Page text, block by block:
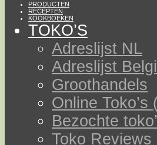
PRODUCTEN
RECEPTEN
KOOKBOEKEN
TOKO’S
Adreslijst NL
Adreslijst
Groothandels
Online Toko’s
Bezochte
Toko Reviews